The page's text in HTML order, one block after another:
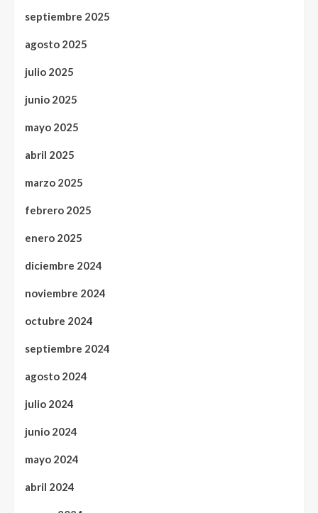
septiembre 2025
agosto 2025
julio 2025
junio 2025
mayo 2025
abril 2025
marzo 2025
febrero 2025
enero 2025
diciembre 2024
noviembre 2024
octubre 2024
septiembre 2024
agosto 2024
julio 2024
junio 2024
mayo 2024
abril 2024